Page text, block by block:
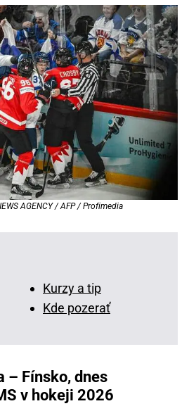
AGENCY / AFP / Profimedia
Kurzy a tip
Kde pozerať
– Fínsko, dnes
v hokeji 2026